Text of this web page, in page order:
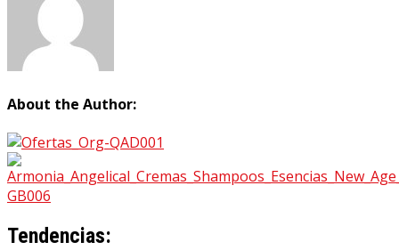
About the Author:
Tendencias: